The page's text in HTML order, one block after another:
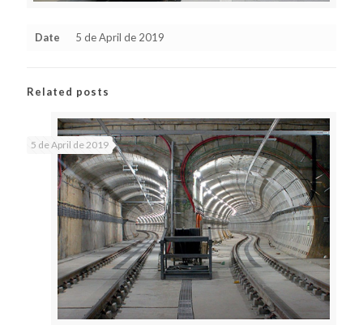
Date 5 de April de 2019
Related posts
5 de April de 2019